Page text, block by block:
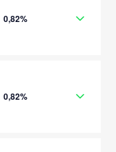
0,82%
0,82%